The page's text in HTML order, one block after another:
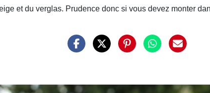
et du verglas. Prudence donc si vous devez monter